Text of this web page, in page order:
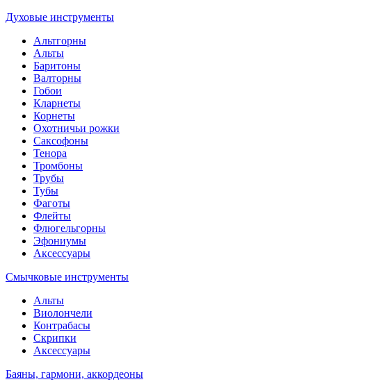
Духовые инструменты
Альтгорны
Альты
Баритоны
Валторны
Гобои
Кларнеты
Корнеты
Охотничьи рожки
Саксофоны
Тенора
Тромбоны
Трубы
Тубы
Фаготы
Флейты
Флюгельгорны
Эфониумы
Аксессуары
Смычковые инструменты
Альты
Виолончели
Контрабасы
Скрипки
Аксессуары
Баяны, гармони, аккордеоны